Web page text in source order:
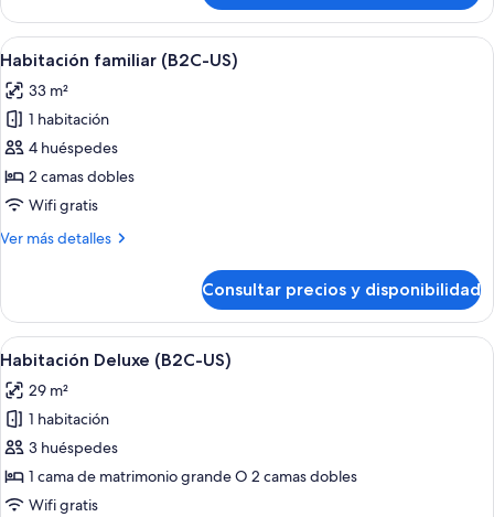
Deluxe
(L)
Abrir
todas
las
fotos
de
Habitación
familiar
US)
Habitación de hotel con cama,
4
Habitación familiar (B2C-US)
33 m²
1 habitación
4 huéspedes
2 camas dobles
Wifi gratis
Ver más detalles
Más
familiar
(B2C-
US)
Consultar precios y disponibilidad
Abrir
todas
las
fotos
de
Habitación
Deluxe
Habitación de hotel con una cama
5
Habitación Deluxe (B2C-US)
29 m²
1 habitación
3 huéspedes
1 cama de matrimonio grande O 2 camas dobles
Wifi gratis